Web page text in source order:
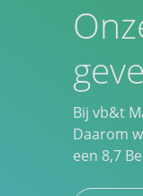
Bij vb&t
Daarom
een 8,7